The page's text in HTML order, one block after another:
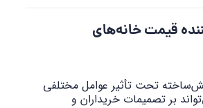
قیمت خانه‌های
تحت تأثیر عوامل مختلفی
بر تصمیمات خریداران و